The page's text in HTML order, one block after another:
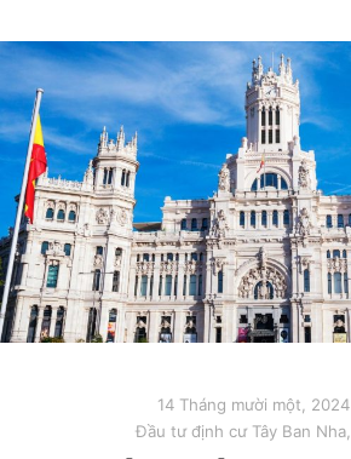
14 Tháng mười một, 2024
Đầu tư định cư Tây Ban Nha,